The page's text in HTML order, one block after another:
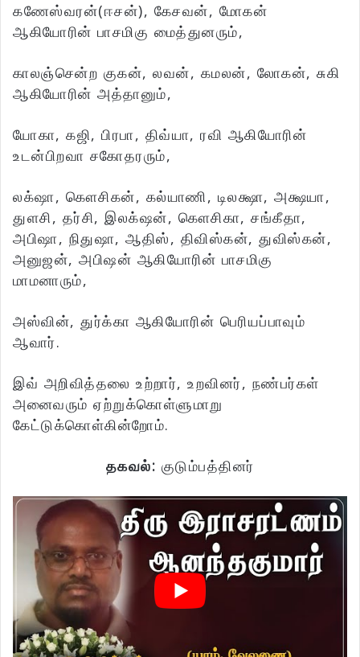
கணேஸ்வரன்(ஈசன்), கேசவன், மோகன்
ஆகியோரின் பாசமிகு மைத்துனரும்,
காலஞ்சென்ற குகன், லவன், கமலன், லோகன், சுகி
ஆகியோரின் அத்தானும்,
யோகா, கஜி, பிரபா, திவ்யா, ரவி ஆகியோரின்
உடன்பிறவா சகோதரரும்,
லக்‌ஷா, கௌசிகன், கல்யாணி, டிலக்ஷா, அக்ஷயா,
துளசி, தர்சி, இலக்‌ஷன், கௌசிகா, சங்கீதா,
அபிஷா, நிதுஷா, ஆதிஸ், திவிஸ்கன், துவிஸ்கன்,
அனுஜன், அபிஷன் ஆகியோரின் பாசமிகு
மாமனாரும்,
அஸ்வின், துர்க்கா ஆகியோரின் பெரியப்பாவும்
ஆவார்.
இவ் அறிவித்தலை உற்றார், உறவினர், நண்பர்கள்
அனைவரும் ஏற்றுக்கொள்ளுமாறு
கேட்டுக்கொள்கின்றோம்.
தகவல்: குடும்பத்தினர்